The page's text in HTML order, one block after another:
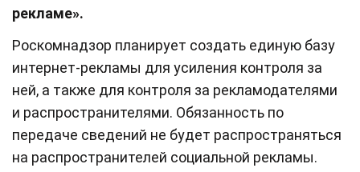
рекламе».
Роскомнадзор планирует создать единую базу
интернет-рекламы для усиления контроля за
ней, а также для контроля за рекламодателями
и распространителями. Обязанность по
передаче сведений не будет распространяться
на распространителей социальной рекламы.